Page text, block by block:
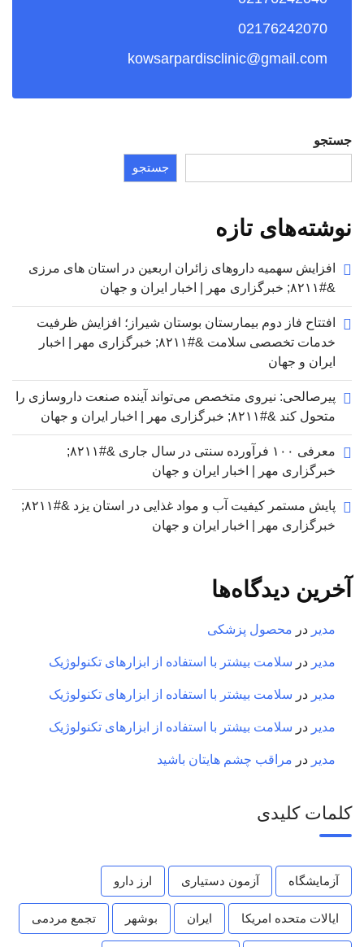
02176242070
kowsarpardisclinic@gmail.com
جستجو
جستجو
نوشته‌های تازه
افزایش سهمیه داروهای زائران اربعین در استان های مرزی
&#۸۲۱۱; خبرگزاری مهر | اخبار ایران و جهان
افتتاح فاز دوم بیمارستان بوستان شیراز؛ افزایش ظرفیت
خدمات تخصصی سلامت &#۸۲۱۱; خبرگزاری مهر | اخبار
ایران و جهان
پیرصالحی: نیروی متخصص می‌تواند آینده صنعت داروسازی را
متحول کند &#۸۲۱۱; خبرگزاری مهر | اخبار ایران و جهان
معرفی ۱۰۰ فرآورده سنتی در سال جاری &#۸۲۱۱;
خبرگزاری مهر | اخبار ایران و جهان
پایش مستمر کیفیت آب و مواد غذایی در استان یزد &#۸۲۱۱;
خبرگزاری مهر | اخبار ایران و جهان
آخرین دیدگاه‌ها
مدیر در محصول پزشکی
مدیر در سلامت بیشتر با استفاده از ابزارهای تکنولوژیک
مدیر در سلامت بیشتر با استفاده از ابزارهای تکنولوژیک
مدیر در سلامت بیشتر با استفاده از ابزارهای تکنولوژیک
مدیر در مراقب چشم هایتان باشید
کلمات کلیدی
آزمایشگاه آزمون دستیاری ارز دارو
ایالات متحده امریکا ایران بوشهر تجمع مردمی